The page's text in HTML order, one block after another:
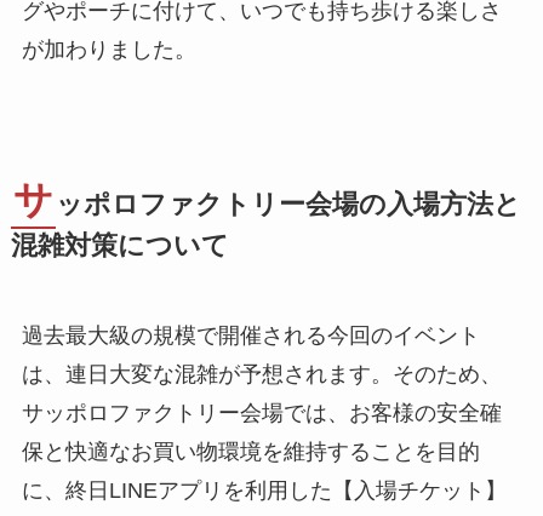
グやポーチに付けて、いつでも持ち歩ける楽しさ
が加わりました。
サ ッポロファクトリー会場の入場方法と
混雑対策について
過去最大級の規模で開催される今回のイベント
は、連日大変な混雑が予想されます。そのため、
サッポロファクトリー会場では、お客様の安全確
保と快適なお買い物環境を維持することを目的
に、終日LINEアプリを利用した【入場チケット】